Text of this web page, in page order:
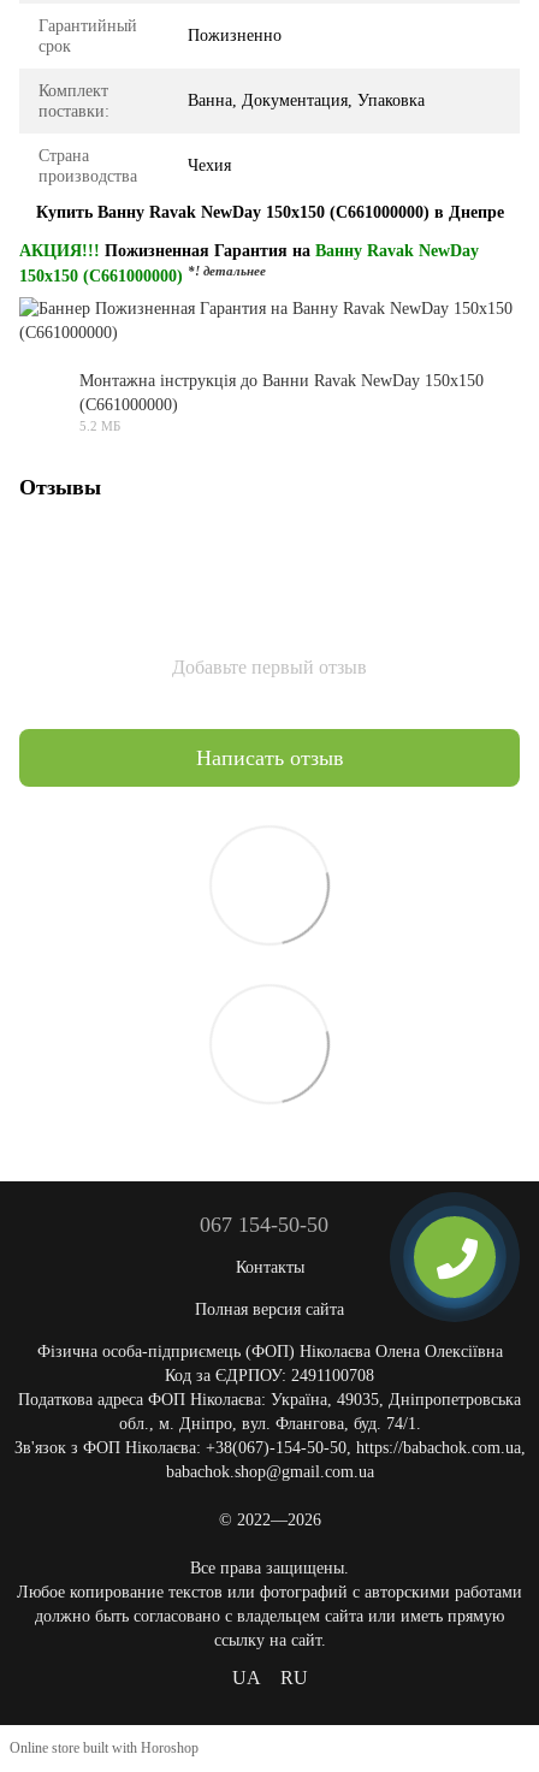
Гарантийный
срок
Пожизненно
Комплект
поставки:
Ванна, Документация, Упаковка
Страна
производства
Чехия
Купить Ванну Ravak NewDay 150x150 (C661000000) в Днепре
АКЦИЯ!!! Пожизненная Гарантия на Ванну Ravak NewDay
150x150 (C661000000) *! детальнее
Монтажна інструкція до Ванни Ravak NewDay 150x150
(C661000000)
5.2 МБ
Отзывы
Добавьте первый отзыв
Написать отзыв
067 154-50-50
Контакты
Полная версия сайта
Фізична особа-підприємець (ФОП) Ніколаєва Олена Олексіївна
Код за ЄДРПОУ: 2491100708
Податкова адреса ФОП Ніколаєва: Україна, 49035, Дніпропетровська
обл., м. Дніпро, вул. Флангова, буд. 74/1.
Зв'язок з ФОП Ніколаєва: +38(067)-154-50-50, https://babachok.com.ua,
babachok.shop@gmail.com.ua
© 2022—2026
Все права защищены.
Любое копирование текстов или фотографий с авторскими работами
должно быть согласовано с владельцем сайта или иметь прямую
ссылку на сайт.
UA RU
Online store built with Horoshop